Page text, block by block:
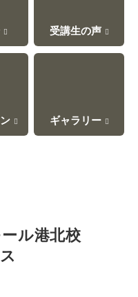
受講生の声
ギャラリー
ル港北校